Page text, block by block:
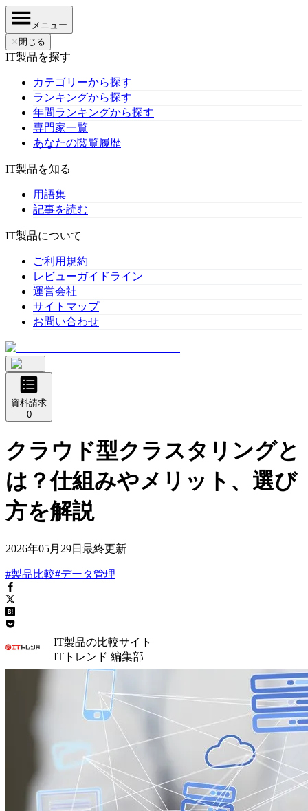
メニュー
✕ 閉じる
IT製品を探す
カテゴリーから探す
ランキングから探す
年間ランキングから探す
専門家一覧
あなたの閲覧履歴
IT製品を知る
用語集
記事を読む
IT製品について
ご利用規約
レビューガイドライン
運営会社
サイトマップ
お問い合わせ
資料請求
0
クラウド型クラスタリングと
は？仕組みやメリット、選び
方を解説
2026年05月29日 最終更新
#製品比較#データ管理
IT製品の比較サイト
ITトレンド 編集部